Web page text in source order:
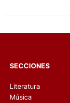
SECCIONES
Literatura
Música